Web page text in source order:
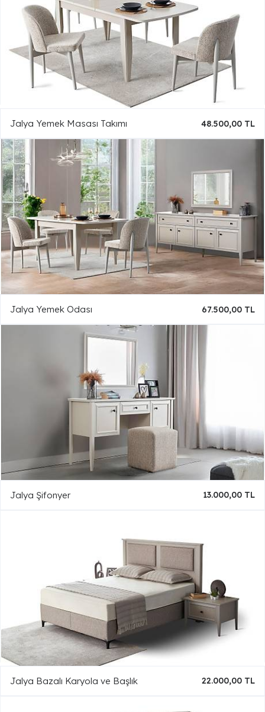
Jalya Yemek Masası Takımı 48.500,00 TL
Jalya Yemek Odası 67.500,00 TL
Jalya Şifonyer 13.000,00 TL
Jalya Bazalı Karyola ve Başlık 22.000,00 TL